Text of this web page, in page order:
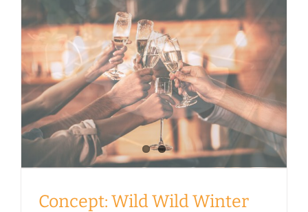
Concept: Wild Wild
Winter
Foodblog
Concept: Wild Wild Winter